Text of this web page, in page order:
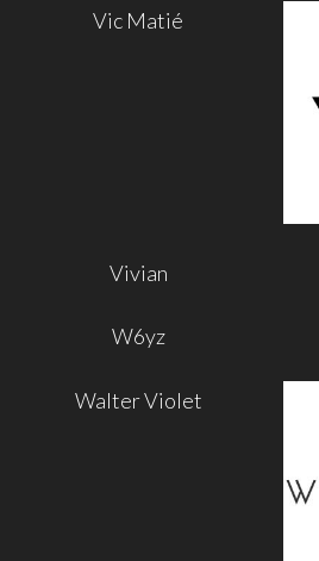
Vic Matié
Vivian
W6yz
Walter Violet